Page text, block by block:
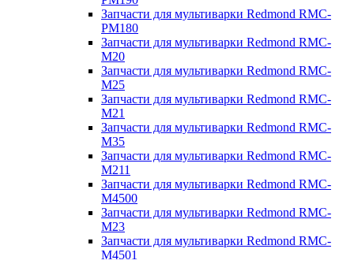
Запчасти для мультиварки Redmond RMC-
PM180
Запчасти для мультиварки Redmond RMC-
M20
Запчасти для мультиварки Redmond RMC-
M25
Запчасти для мультиварки Redmond RMC-
M21
Запчасти для мультиварки Redmond RMC-
M35
Запчасти для мультиварки Redmond RMC-
M211
Запчасти для мультиварки Redmond RMC-
M4500
Запчасти для мультиварки Redmond RMC-
M23
Запчасти для мультиварки Redmond RMC-
M4501